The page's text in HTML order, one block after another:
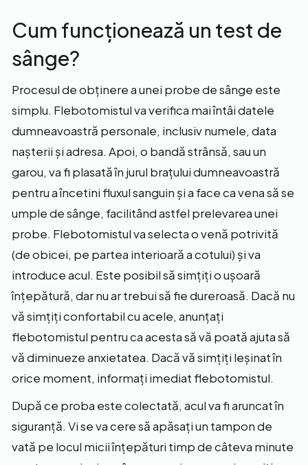
Cum funcționează un test de
sânge?
Procesul de obținere a unei probe de sânge este
simplu. Flebotomistul va verifica mai întâi datele
dumneavoastră personale, inclusiv numele, data
nașterii și adresa. Apoi, o bandă strânsă, sau un
garou, va fi plasată în jurul brațului dumneavoastră
pentru a încetini fluxul sanguin și a face ca vena să se
umple de sânge, facilitând astfel prelevarea unei
probe. Flebotomistul va selecta o venă potrivită
(de obicei, pe partea interioară a cotului) și va
introduce acul. Este posibil să simțiți o ușoară
înțepătură, dar nu ar trebui să fie dureroasă. Dacă nu
vă simțiți confortabil cu acele, anunțați
flebotomistul pentru ca acesta să vă poată ajuta să
vă diminueze anxietatea. Dacă vă simțiți leșinat în
orice moment, informați imediat flebotomistul.
După ce proba este colectată, acul va fi aruncat în
siguranță. Vi se va cere să apăsați un tampon de
vată pe locul micii înțepături timp de câteva minute